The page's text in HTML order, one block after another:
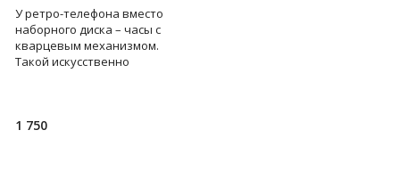
У ретро-телефона вместо
наборного диска – часы с
кварцевым механизмом.
Такой искусственно
1 750